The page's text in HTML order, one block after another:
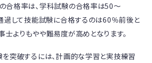
合格率は、学科試験の合格率は50〜
過して技能試験に合格するのは60％前後と
よりもやや難易度が高めとなります。
を突破するには、計画的な学習と実技練習